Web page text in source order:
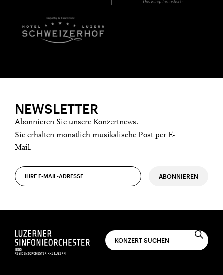
NEWSLETTER
Abonnieren Sie unsere Konzertnews.
Sie erhalten monatlich musikalische Post per E-
Mail.
ABONNIEREN